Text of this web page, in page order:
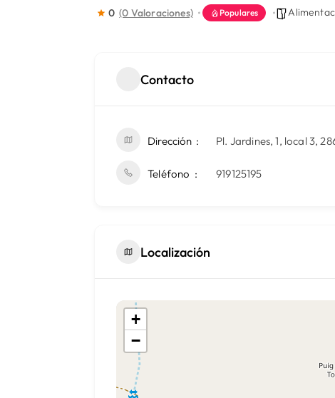
0 (0 Valoraciones) Populares
Contacto
Dirección Pl. Jardines, 1, local 3,
Teléfono 919125195
Localización
+
−